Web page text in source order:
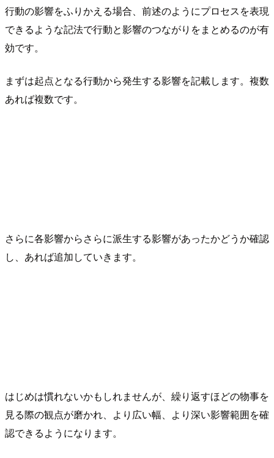
行動の影響をふりかえる場合、前述のようにプロセスを表現
できるような記法で行動と影響のつながりをまとめるのが有
効です。
まずは起点となる行動から発生する影響を記載します。複数
あれば複数です。
さらに各影響からさらに派生する影響があったかどうか確認
し、あれば追加していきます。
はじめは慣れないかもしれませんが、繰り返すほどの物事を
見る際の観点が磨かれ、より広い幅、より深い影響範囲を確
認できるようになります。